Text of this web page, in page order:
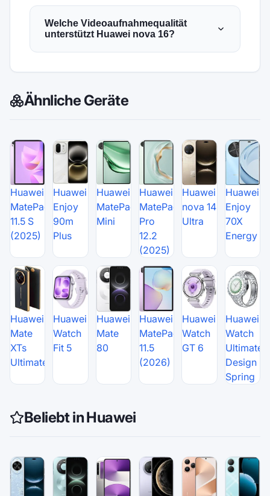
Welche Videoaufnahmequalität
unterstützt Huawei nova 16?
Ähnliche Geräte
Huawei
MatePad
11.5 S
(2025)
Huawei
Enjoy
90m
Plus
Huawei
MatePad
Mini
Huawei
MatePad
Pro
12.2
(2025)
Huawei
nova 14
Ultra
Huawei
Enjoy
70X
Energy
Huawei
Mate
XTs
Ultimate
Huawei
Watch
Fit 5
Huawei
Mate
80
Huawei
MatePad
11.5
(2026)
Huawei
Watch
GT 6
Huawei
Watch
Ultimate
Design
Spring
Beliebt in Huawei